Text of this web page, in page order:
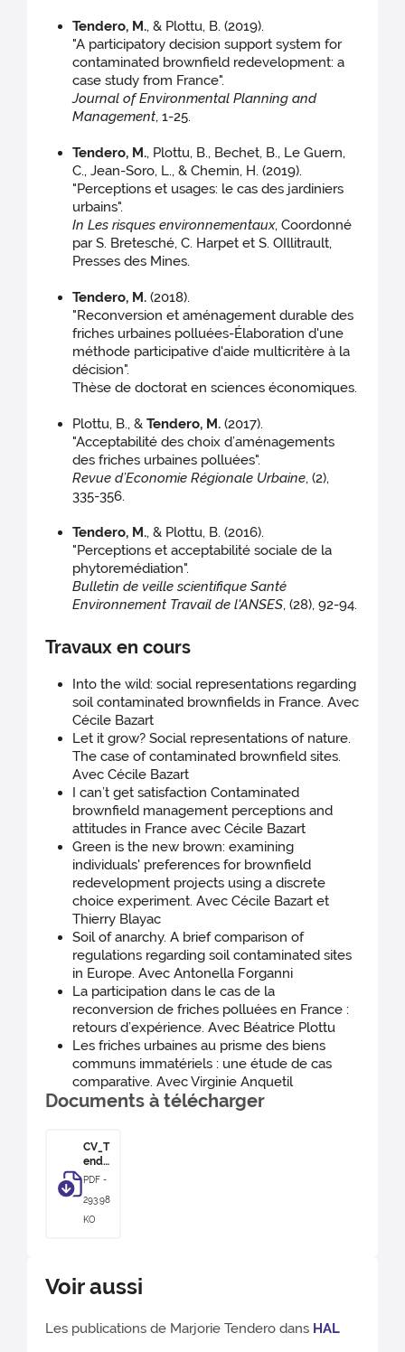
Tendero, M., & Plottu, B. (2019).
"A participatory decision support system for
contaminated brownfield redevelopment: a
case study from France".
Journal of Environmental Planning and
Management, 1-25.
Tendero, M., Plottu, B., Bechet, B., Le Guern,
C., Jean-Soro, L., & Chemin, H. (2019).
"Perceptions et usages: le cas des jardiniers
urbains".
In Les risques environnementaux, Coordonné
par S. Bretesché, C. Harpet et S. OIllitrault,
Presses des Mines.
Tendero, M. (2018).
"Reconversion et aménagement durable des
friches urbaines polluées-Élaboration d'une
méthode participative d'aide multicritère à la
décision".
Thèse de doctorat en sciences économiques.
Plottu, B., &Tendero, M. (2017).
"Acceptabilité des choix d’aménagements
des friches urbaines polluées".
Revue d’Economie Régionale Urbaine, (2),
335-356.
Tendero, M., & Plottu, B. (2016).
"Perceptions et acceptabilité sociale de la
phytoremédiation".
Bulletin de veille scientifique Santé
Environnement Travail de l'ANSES, (28), 92-94.
Travaux en cours
Into the wild: social representations regarding
soil contaminated brownfields in France. Avec
Cécile Bazart
Let it grow? Social representations of nature.
The case of contaminated brownfield sites.
Avec Cécile Bazart
I can’t get satisfaction Contaminated
brownfield management perceptions and
attitudes in France avec Cécile Bazart
Green is the new brown: examining
individuals' preferences for brownfield
redevelopment projects using a discrete
choice experiment. Avec Cécile Bazart et
Thierry Blayac
Soil of anarchy. A brief comparison of
regulations regarding soil contaminated sites
in Europe. Avec Antonella Forganni
La participation dans le cas de la
reconversion de friches polluées en France :
retours d’expérience. Avec Béatrice Plottu
Les friches urbaines au prisme des biens
communs immatériels : une étude de cas
comparative. Avec Virginie Anquetil
Documents à télécharger
CV_T
ende
ro
PDF -
293.98
KO
Voir aussi
Les publications de Marjorie Tendero dans HAL